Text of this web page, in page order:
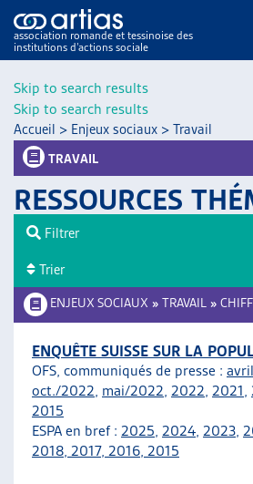
Skip to search results
Skip to search results
association romande et tessinoise des
institutions d’actions sociale
NOS PUBLICATIONS
DOSSIERS DU MOIS
VEILLE
RESSOURCES
THÉMATIQUES
GUIDE SOCIAL ROMAND
AUTRES
ARTIAS
L’ASSOCIATION
Accueil > Enjeux sociaux > Travail
TRAVAIL
RESSOURCES
ENJEUX SOCIAUX » TRAVAIL »
ENQUÊTE SUISSE SUR LA
OFS, communiqués de presse :
oct./2022, mai/2022, 2022, 2021,
2015
ESPA en bref : 2025, 2024, 2023,
2018, 2017, 2016, 2015
Filtrer
Trier